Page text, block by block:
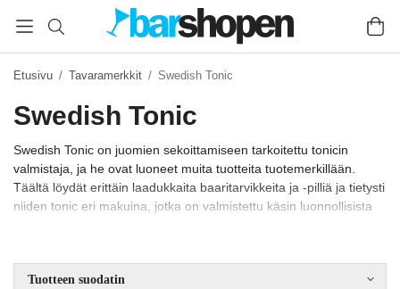
Etusivu / Tavaramerkkit / Swedish Tonic
Swedish Tonic
Swedish Tonic on juomien sekoittamiseen tarkoitettu tonicin
valmistaja, ja he ovat luoneet muita tuotteita tuotemerkillään.
Täältä löydät erittäin laadukkaita baaritarvikkeita ja -pilliä ja tietysti
niiden tonic eri makuina, jotka on valmistettu käsin luonnollisista
pakkauksina. Todella hyviä juomia sekoittamaan juoman tai
juomaan sellaisenaan.
Tuotteen suodatin